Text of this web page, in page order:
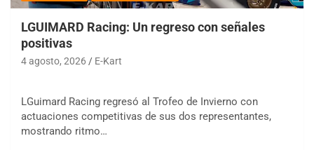
LGUIMARD Racing: Un regreso con señales
positivas
4 agosto, 2026 E-Kart
LGuimard Racing regresó al Trofeo de Invierno con
actuaciones competitivas de sus dos representantes,
mostrando ritmo…